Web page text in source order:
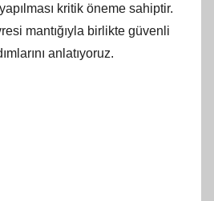
kritik öneme sahiptir.
mantığıyla birlikte güvenli
anlatıyoruz.